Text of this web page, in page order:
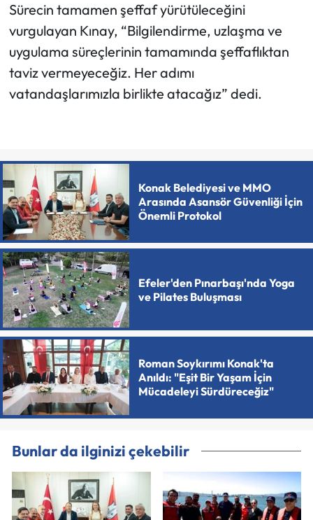
Sürecin tamamen şeffaf yürütüleceğini
vurgulayan Kınay, “Bilgilendirme, uzlaşma ve
uygulama süreçlerinin tamamında şeffaflıktan
taviz vermeyeceğiz. Her adımı
vatandaşlarımızla birlikte atacağız” dedi.
Konak Belediyesi ve MMO
Arasında Asansör Güvenliği İçin
Önemli Protokol
Efeler'den Pınarbaşı'nda Yoga
ve Pilates Buluşması
Roman Soykırımı Konak'ta
Anıldı: "Eşit Bir Yaşam İçin
Mücadeleyi Sürdüreceğiz"
Bunlar da ilginizi çekebilir